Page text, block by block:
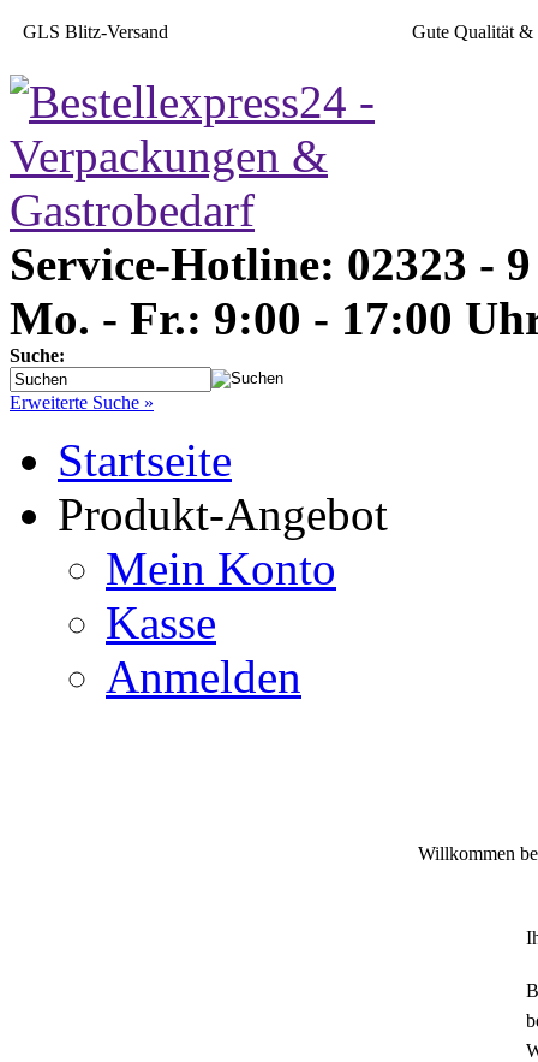
GLS Blitz-Versand Gute Qualität &
Service-Hotline: 02323 -
Mo. - Fr.: 9:00 - 17:00
Suche:
Erweiterte Suche »
Startseite
Produkt-Angebot
Mein Konto
Kasse
Anmelden
Willkommen